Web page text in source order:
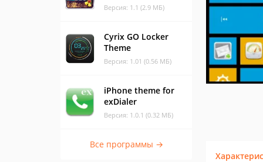
Версия: 1.1 (2.9 МБ)
Cyrix GO Locker
Theme
Версия: 1.01 (0.56 МБ)
iPhone theme for
exDialer
Версия: 1.0.1 (0.32 МБ)
Все программы →